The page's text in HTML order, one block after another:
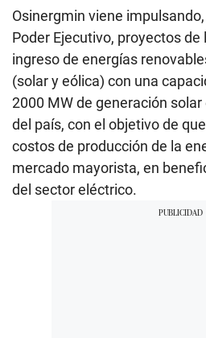
Osinergmin viene
Poder Ejecutivo, proyectos de
ingreso de energías
(solar y eólica) con una
2000 MW de generación
del país, con el objetivo de
costos de producción de la
mercado mayorista, en
del sector eléctrico.